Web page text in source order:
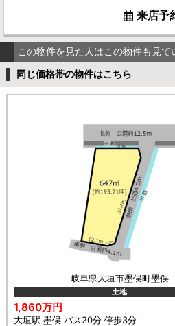
来店予
この物件を見た人はこの物件も見て
同じ価格帯の物件はこちら
岐阜県大垣市墨俣町墨俣
土地
1,860万円
大垣駅 墨俣 バス20分 停歩3分